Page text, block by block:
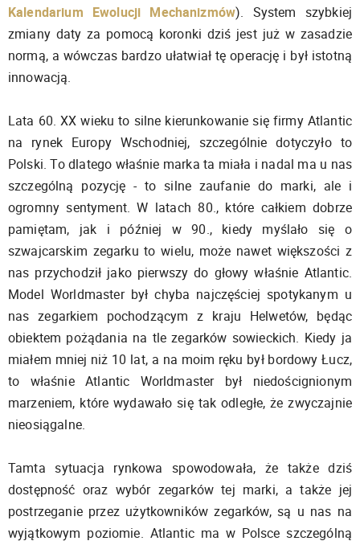
Kalendarium Ewolucji Mechanizmów). System szybkiej
zmiany daty za pomocą koronki dziś jest już w zasadzie
normą, a wówczas bardzo ułatwiał tę operację i był istotną
innowacją.
Lata 60. XX wieku to silne kierunkowanie się firmy Atlantic
na rynek Europy Wschodniej, szczególnie dotyczyło to
Polski. To dlatego właśnie marka ta miała i nadal ma u nas
szczególną pozycję - to silne zaufanie do marki, ale i
ogromny sentyment. W latach 80., które całkiem dobrze
pamiętam, jak i później w 90., kiedy myślało się o
szwajcarskim zegarku to wielu, może nawet większości z
nas przychodził jako pierwszy do głowy właśnie Atlantic.
Model Worldmaster był chyba najczęściej spotykanym u
nas zegarkiem pochodzącym z kraju Helwetów, będąc
obiektem pożądania na tle zegarków sowieckich. Kiedy ja
miałem mniej niż 10 lat, a na moim ręku był bordowy Łucz,
to właśnie Atlantic Worldmaster był niedoścignionym
marzeniem, które wydawało się tak odległe, że zwyczajnie
nieosiągalne.
Tamta sytuacja rynkowa spowodowała, że także dziś
dostępność oraz wybór zegarków tej marki, a także jej
postrzeganie przez użytkowników zegarków, są u nas na
wyjątkowym poziomie. Atlantic ma w Polsce szczególną